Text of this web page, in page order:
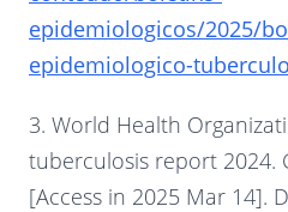
epidemiologicos/2025/
epidemiologico-
3. World Health
tuberculosis report 2024.
[Access in 2025 Mar 14].